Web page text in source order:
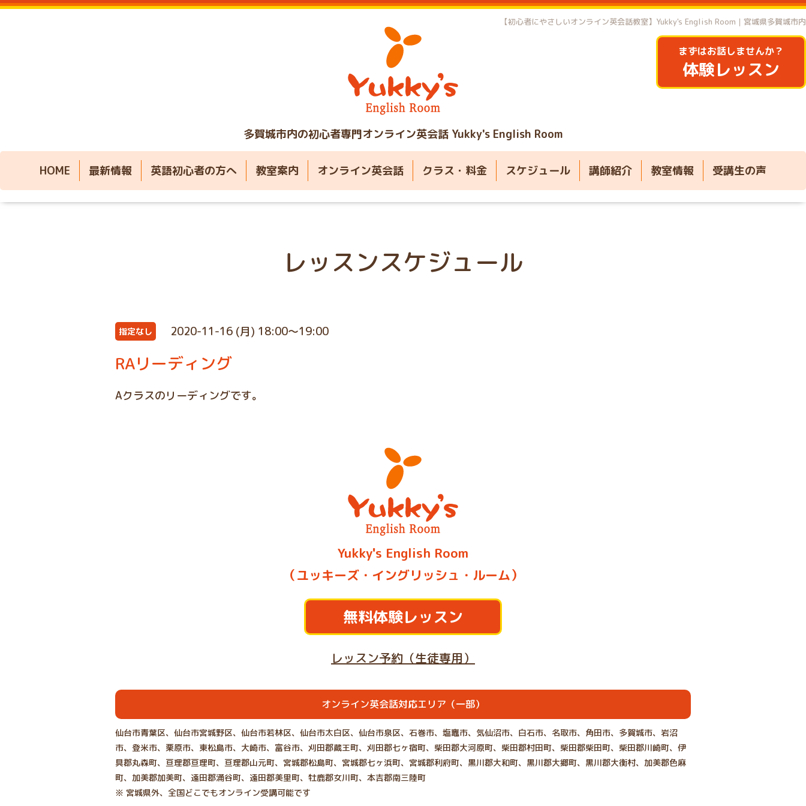
多賀城市内の初心者専門オンライン英会話 Yukky's English Room
【初心者にやさしいオンライン英会話教室】Yukky's English Room｜宮城県多賀城市内
まずはお話しませんか？
体験レッスン
HOME 最新情報 英語初心者の方へ 教室案内 オンライン英会話 クラス・料金 スケジュール 講師紹介 教室情報 受講生の声
レッスンスケジュール
指定なし 2020-11-16 (月) 18:00～19:00
RAリーディング
Aクラスのリーディングです。
Yukky's English Room
（ユッキーズ・イングリッシュ・ルーム）
無料体験レッスン
レッスン予約（生徒専用）
オンライン英会話対応エリア（一部）
仙台市青葉区、仙台市宮城野区、仙台市若林区、仙台市太白区、仙台市泉区、石巻市、塩竈市、気仙沼市、白石市、名取市、角田市、多賀城市、岩沼
市、登米市、栗原市、東松島市、大崎市、富谷市、刈田郡蔵王町、刈田郡七ヶ宿町、柴田郡大河原町、柴田郡村田町、柴田郡柴田町、柴田郡川崎町、伊
具郡丸森町、亘理郡亘理町、亘理郡山元町、宮城郡松島町、宮城郡七ヶ浜町、宮城郡利府町、黒川郡大和町、黒川郡大郷町、黒川郡大衡村、加美郡色麻
町、加美郡加美町、遠田郡涌谷町、遠田郡美里町、牡鹿郡女川町、本吉郡南三陸町
※ 宮城県外、全国どこでもオンライン受講可能です